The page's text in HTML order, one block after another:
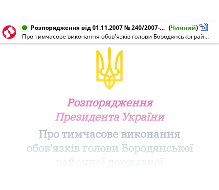
Розпорядження від 01.11.2007 № 240/2007-рп (Чинний)
Про тимчасове виконання обов'язків голови Бородянської районної державної адміністрації Київської області
Розпорядження
Президента України
Про тимчасове виконання
обов'язків голови Бородянської